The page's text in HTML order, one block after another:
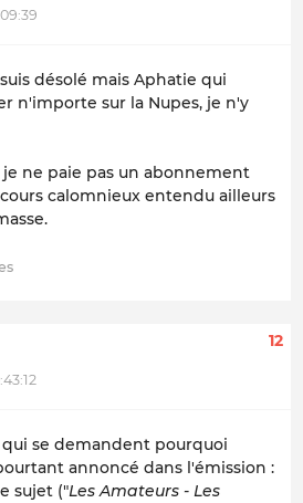
désolé mais Aphatie qui
n'importe sur la Nupes, je n'y
ne paie pas un abonnement
calomnieux entendu ailleurs
12
se demandent pourquoi
annoncé dans l'émission :
sujet ("Les Amateurs - Les